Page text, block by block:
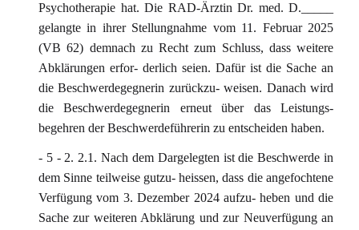
Psychotherapie hat. Die RAD-Ärztin Dr. med. D._____
gelangte in ihrer Stellungnahme vom 11. Februar 2025
(VB 62) demnach zu Recht zum Schluss, dass weitere
Abklärungen erfor- derlich seien. Dafür ist die Sache an
die Beschwerdegegnerin zurückzu- weisen. Danach wird
die Beschwerdegegnerin erneut über das Leistungs-
begehren der Beschwerdeführerin zu entscheiden haben.
- 5 - 2. 2.1. Nach dem Dargelegten ist die Beschwerde in
dem Sinne teilweise gutzu- heissen, dass die angefochtene
Verfügung vom 3. Dezember 2024 aufzu- heben und die
Sache zur weiteren Abklärung und zur Neuverfügung an